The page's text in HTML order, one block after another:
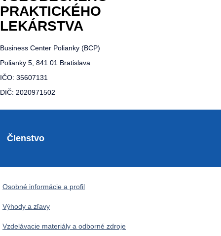
PRAKTICKÉHO
LEKÁRSTVA
Business Center Polianky (BCP)
Polianky 5, 841 01 Bratislava
IČO: 35607131
DIČ: 2020971502
Členstvo
Osobné informácie a profil
Výhody a zľavy
Vzdelávacie materiály a odborné zdroje